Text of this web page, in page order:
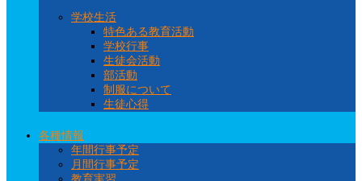
学校生活
特色ある教育活動
学校行事
生徒会活動
部活動
制服について
生徒心得
各種情報
年間行事予定
月間行事予定